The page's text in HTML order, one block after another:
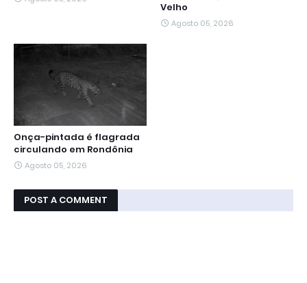
Velho
Agosto 05, 2026
Onça-pintada é flagrada
circulando em Rondônia
Agosto 05, 2026
POST A COMMENT